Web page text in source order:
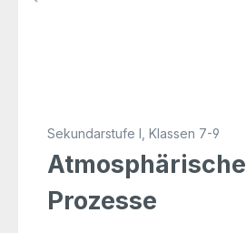
Sekundarstufe I, Klassen 7-9
Atmosphärische
Prozesse